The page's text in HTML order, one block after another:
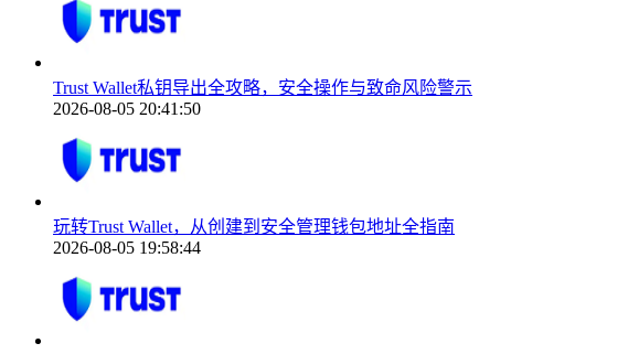
Trust Wallet私钥导出全攻略，安全操作与致命风险警示
2026-08-05 20:41:50
玩转Trust Wallet，从创建到安全管理钱包地址全指南
2026-08-05 19:58:44